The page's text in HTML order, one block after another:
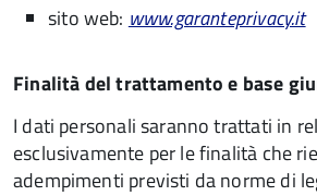
sito web: www.garanteprivacy.it
Finalità del trattamento e base
I dati personali saranno trattati in
esclusivamente per le finalità che
adempimenti previsti da norme di